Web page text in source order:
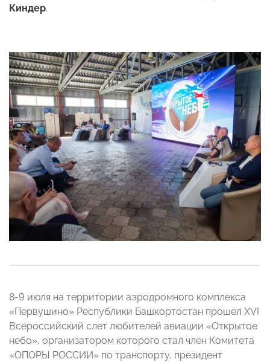
Киндер.
8-9 июля на территории аэродромного комплекса
«Первушино» Республики Башкортостан прошел XVI
Всероссийский слет любителей авиации «Открытое
небо», организатором которого стал член Комитета
«ОПОРЫ РОССИИ» по транспорту, президент